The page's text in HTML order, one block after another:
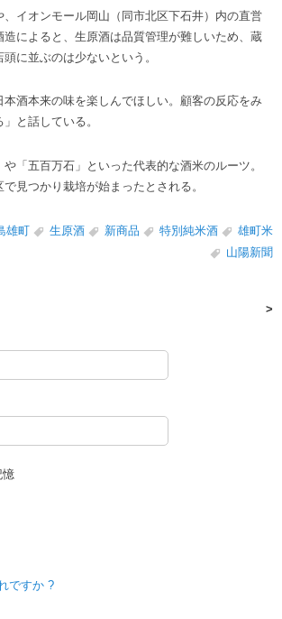
イオンモール岡山（同市北区下石井）内の直営
造によると、生原酒は品質管理が難しいため、蔵
に並ぶのは少ないという。
酒本来の味を楽しんでほしい。顧客の反応をみ
と話している。
「五百万石」といった代表的な酒米のルーツ。
見つかり栽培が始まったとされる。
雄町 生原酒 新商品 特別純米酒
雄町米
山陽新聞
憶
ですか ?